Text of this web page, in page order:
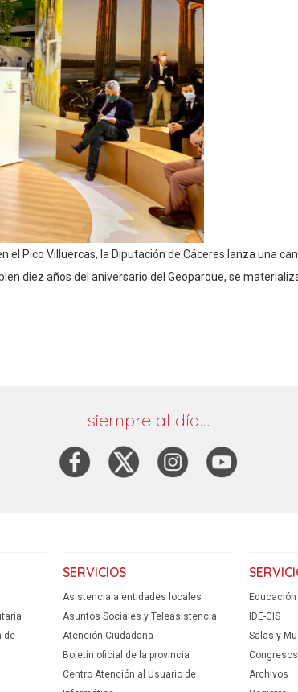
el Pico Villuercas, la Diputación de Cáceres lanza una
diez años del aniversario del Geoparque, se
siempre al día…
de
SERVICIOS
Asistencia a entidades locales
Asuntos Sociales y Teleasistencia
Atención Ciudadana
Boletín oficial de la provincia
Centro Atención al Usuario de
Educación
IDE-GIS
Salas y
Congresos
Archivos